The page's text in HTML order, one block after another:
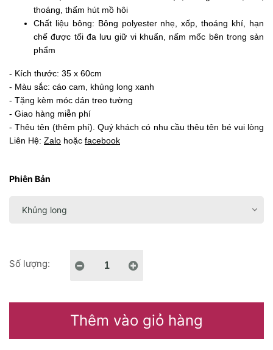
thoáng, thấm hút mồ hôi
Chất liệu bông: Bông polyester nhẹ, xốp, thoáng khí, hạn
chế được tối đa lưu giữ vi khuẩn, nấm mốc bên trong sản
phẩm
- Kích thước: 35 x 60cm
- Màu sắc: cáo cam, khủng long xanh
- Tặng kèm móc dán treo tường
- Giao hàng miễn phí
- Thêu tên (thêm phí). Quý khách có nhu cầu thêu tên bé vui lòng
Liên Hệ: Zalo hoặc facebook
Phiên Bản
Số lượng:
Thêm vào giỏ hàng